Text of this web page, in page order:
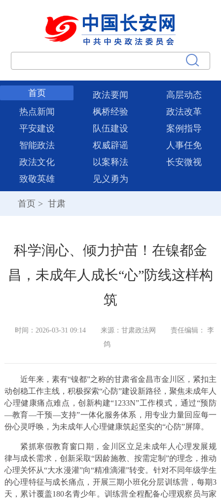
首页 政法要闻
高层动态
热点新闻
枫桥经验
政法改革
平安建设
队伍建设
案例指导
智能政法
权威辟谣
人事任免
政法文化
以案释法
长安微视
致敬英雄
见义勇为
首页 > 甘肃
科学润心、倾力护苗！在镍都金
昌，未成年人成长“心”防线这样构
筑
时间：2026-03-31 09:14 来源：甘肃政法网
责任编辑： 李
鸽
近年来，素有“镍都”之称的甘肃省金昌市金川区，紧扣主
动创稳工作主线，积极探索“心防”建设新路径，聚焦未成年人
心理健康痛点难点，创新构建“1233N”工作模式，通过“预防
—教育—干预—支持”一体化服务体系，用专业力量回应每一
份心灵呼唤，为未成年人心理健康筑起坚实的“心防”屏障。
紧抓寒假教育窗口期，金川区立足未成年人心理发展规
律与成长需求，创新采取“因龄施教、按需定制”的理念，推动
心理关怀从“大水漫灌”向“精准滴灌”转变。针对不同年级学生
的心理特征与成长痛点，开展三期小班化分层训练营，每期3
天，累计覆盖180名青少年。训练营全程配备心理观察员与家